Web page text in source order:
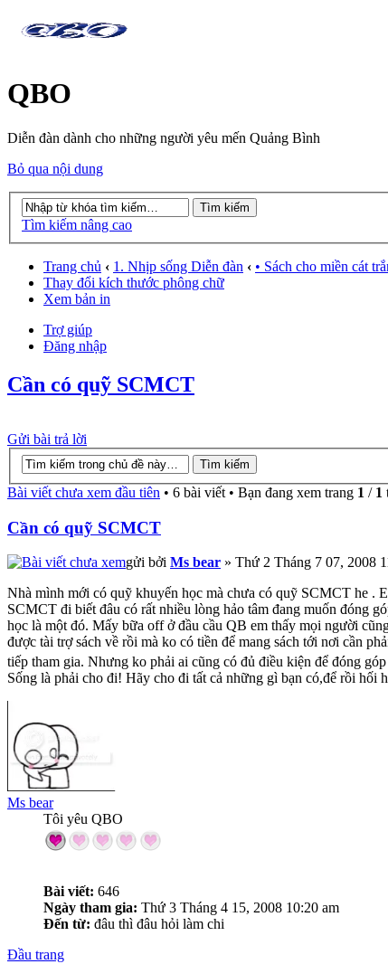
QBO
Diễn đàn dành cho những người yêu mến Quảng Bình
Bỏ qua nội dung
Tìm kiếm nâng cao
Trang chủ ‹ 1. Nhịp sống Diễn đàn ‹ • Sách cho miền cát
Thay đổi kích thước phông chữ
Xem bản in
Trợ giúp
Đăng nhập
Cần có quỹ SCMCT
Gửi bài trả lời
Bài viết chưa xem đầu tiên • 6 bài viết • Bạn đang xem trang 1 / 1
Cần có quỹ SCMCT
gửi bởi Ms bear » Thứ 2 Tháng 7 07, 2008
Nhà mình mới có quỹ khuyến học mà chưa có quỹ SCMCT he .
SCMCT đi biết đâu có rất nhiều lòng hảo tâm đang muốn đóng
học là một đó. Mấy bữa off ở đầu cầu QB em thấy mọi người
được tài trợ sách về rồi mà ko có tiền để mang sách tới nơi cần
tiếp tham gia. Nhưng ko phải ai cũng có đủ điều kiện để đóng
Sống là phải cho đi! Hãy cho đi tất cả những gì bạn có,để rồi hối
Ms bear
Tôi yêu QBO
Bài viết: 646
Ngày tham gia: Thứ 3 Tháng 4 15, 2008 10:20 am
Đến từ: đâu thì đâu hỏi làm chi
Đầu trang